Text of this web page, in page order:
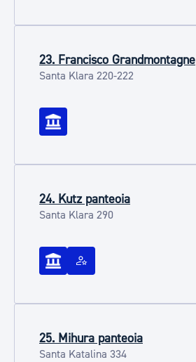
23. Francisco Grandmontagne
Santa Klara 220-222
24. Kutz panteoia
Santa Klara 290
25. Mihura panteoia
Santa Katalina 334